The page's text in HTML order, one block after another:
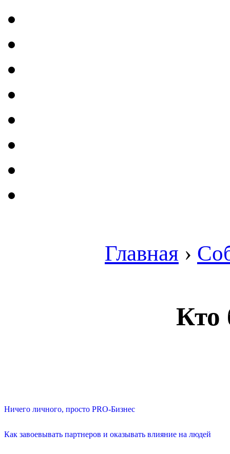
Главная ›
Кто
Ничего личного, просто PRO-Бизнес
Как завоевывать партнеров и оказывать влияние на людей